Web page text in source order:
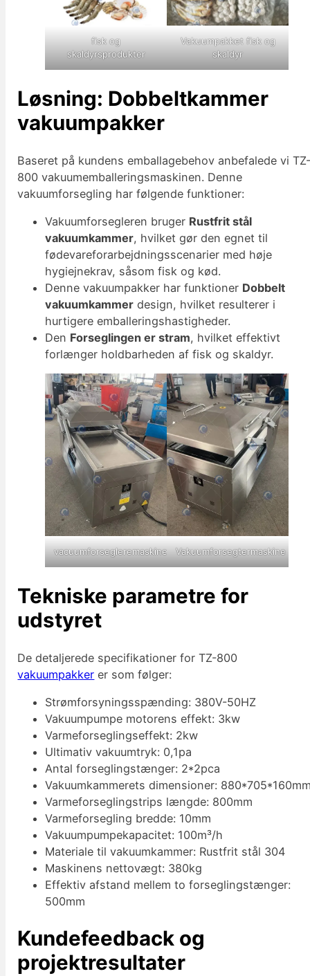
fisk og
skaldyrsprodukter
Vakuumpakket fisk og
skaldyr
Løsning: Dobbeltkammer
vakuumpakker
Baseret på kundens emballagebehov anbefalede vi
800 vakuumemballeringsmaskinen. Denne
vakuumforsegling har følgende funktioner:
Vakuumforsegleren bruger Rustfrit stål
vakuumkammer, hvilket gør den egnet til
fødevareforarbejdningsscenarier med høje
hygiejnekrav, såsom fisk og kød.
Denne vakuumpakker har funktioner Dobbelt
vakuumkammer design, hvilket resulterer i
hurtigere emballeringshastigheder.
Den Forseglingen er stram, hvilket effektivt
forlænger holdbarheden af fisk og skaldyr.
vacuumforsegleremaskine Vakuumforsegtermaskine
Tekniske parametre for
udstyret
De detaljerede specifikationer for TZ-800
vakuumpakker er som følger:
Strømforsyningsspænding: 380V-50HZ
Vakuumpumpe motorens effekt: 3kw
Varmeforseglingseffekt: 2kw
Ultimativ vakuumtryk: 0,1pa
Antal forseglingstænger: 2*2pca
Vakuumkammerets dimensioner:
Varmeforseglingstrips længde: 800mm
Varmeforsegling bredde: 10mm
Vakuumpumpekapacitet: 100m³/h
Materiale til vakuumkammer: Rustfrit stål 304
Maskinens nettovægt: 380kg
Effektiv afstand mellem to forseglingstænger:
500mm
Kundefeedback og
projektresultater